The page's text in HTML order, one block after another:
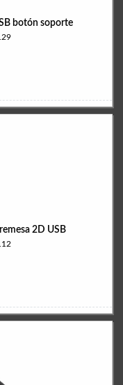
botón soporte
2D USB